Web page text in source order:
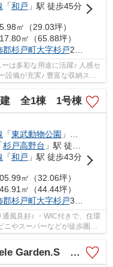
「和戸 」駅 徒歩45分
㎡（29.03坪）
㎡（65.88坪）
郡杉戸町大字杉戸2920-55
は多彩な用途に活躍♪ 人感セ
備が充実♪ 豊富な収納スペ
なキャリア...
全1棟 1号棟
「東武動物公園 」駅 徒歩31分
杉戸高野台 」駅 徒歩24分
「和戸 」駅 徒歩43分
㎡（32.06坪）
㎡（44.44坪）
郡杉戸町大字杉戸3000-190
付きで、住環
ニやスーパーなどが徒歩圏内
新築戸建 全1棟 1号棟